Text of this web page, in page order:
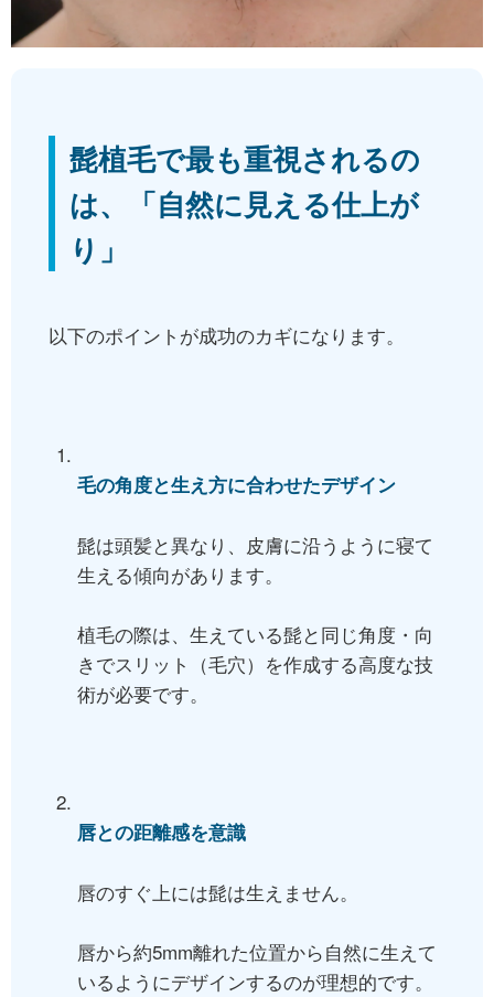
髭植毛で最も重視されるの
は、「自然に見える仕上が
り」
以下のポイントが成功のカギになります。
毛の角度と生え方に合わせたデザイン
髭は頭髪と異なり、皮膚に沿うように寝て
生える傾向があります。
植毛の際は、生えている髭と同じ角度・向
きでスリット（毛穴）を作成する高度な技
術が必要です。
唇との距離感を意識
唇のすぐ上には髭は生えません。
唇から約5mm離れた位置から自然に生えて
いるようにデザインするのが理想的です。